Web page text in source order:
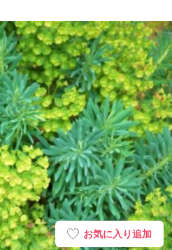
お気に入り追加